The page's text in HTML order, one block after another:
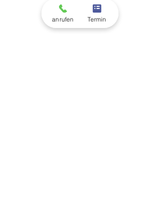
anrufen Termin